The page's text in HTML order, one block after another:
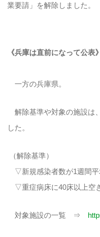
業要請」を解除しました。
《兵庫は直前になって公表》
一方の兵庫県。
解除基準や対象の施設は
した。
（解除基準）
▽新規感染者数が1週間平
▽重症病床に40床以上空
対象施設の一覧 ⇒